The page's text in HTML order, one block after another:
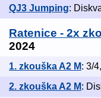
QJ3 Jumping:
Ratenice - 2x
2024
1. zkouška A2 M: 3/
2. zkouška A2 M: